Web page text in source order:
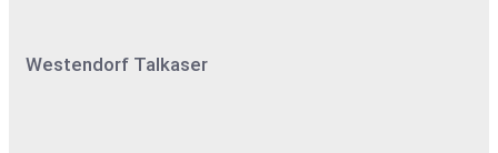
Westendorf Talkaser